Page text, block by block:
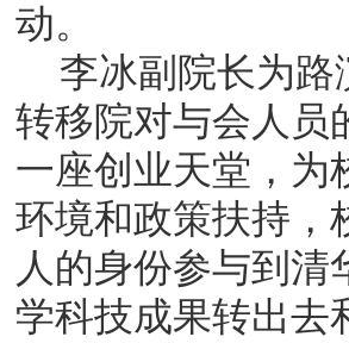
动。
李冰副院长为
转移院对与会人员
一座创业天堂，为
环境和政策扶持，
人的身份参与到
学科技成果转出去